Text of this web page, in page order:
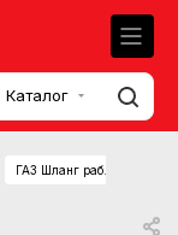
Каталог
ГАЗ Шланг раб.цилиндра